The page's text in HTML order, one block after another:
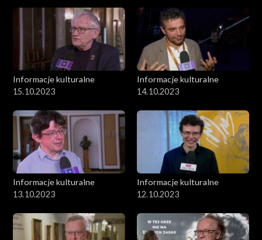
Informacje kulturalne
15.10.2023
Informacje kulturalne
14.10.2023
Informacje kulturalne
13.10.2023
Informacje kulturalne
12.10.2023